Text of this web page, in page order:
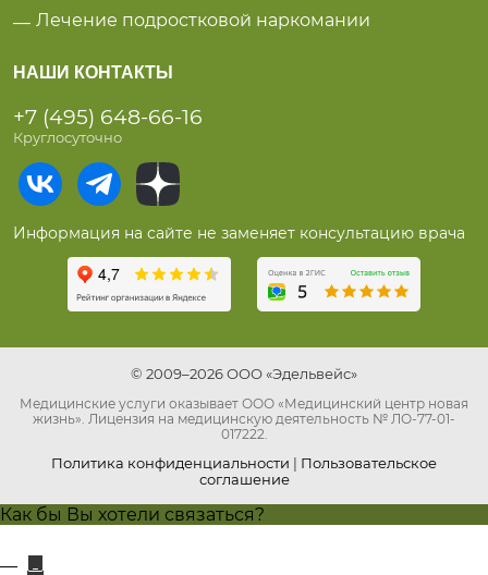
Лечение подростковой наркомании
НАШИ КОНТАКТЫ
+7 (495) 648-66-16
Круглосуточно
Информация на сайте не заменяет консультацию врача
© 2009–2026 ООО «Эдельвейс»
Медицинские услуги оказывает ООО «Медицинский центр новая
жизнь». Лицензия на медицинскую деятельность № ЛО-77-01-
017222.
Политика конфиденциальности | Пользовательское
соглашение
Как бы Вы хотели связаться?